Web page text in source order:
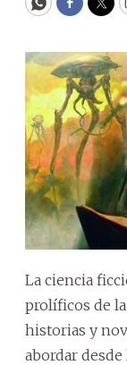
WhatsApp
La ciencia
prolíficos de
historias y
abordar